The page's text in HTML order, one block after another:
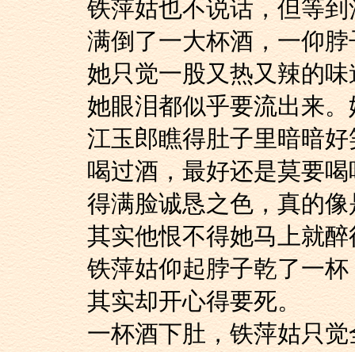
铁萍姑也不说话，但
满倒了一大杯酒，一仰
她只觉一股又热又辣
她眼泪都似乎要流出来
江玉郎瞧得肚子里暗
喝过酒，最好还是莫要
得满脸诚恳之色，真的
其实他恨不得她马上就
铁萍姑仰起脖子乾了
其实却开心得要死。
一杯酒下肚，铁萍姑